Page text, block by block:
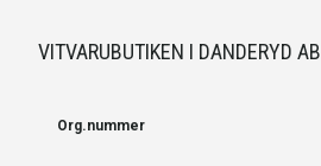
VITVARUBUTIKEN I DANDERYD AB
Org.nummer